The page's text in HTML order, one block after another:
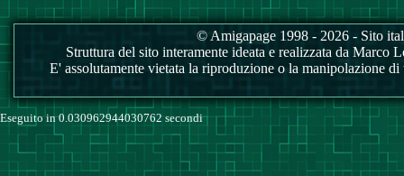
© Amigapage 1998 - 2026 - Sito
Struttura del sito interamente ideata e realizzata da
E' assolutamente vietata la riproduzione o la manipolazione
Eseguito in 0.030962944030762 secondi